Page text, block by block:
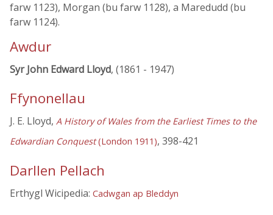
farw 1123), Morgan (bu farw 1128), a Maredudd (bu
farw 1124).
Awdur
Syr John Edward Lloyd, (1861 - 1947)
Ffynonellau
J. E. Lloyd, A History of Wales from the Earliest Times to the
Edwardian Conquest(London 1911), 398-421
Darllen Pellach
Erthygl Wicipedia: Cadwgan ap Bleddyn